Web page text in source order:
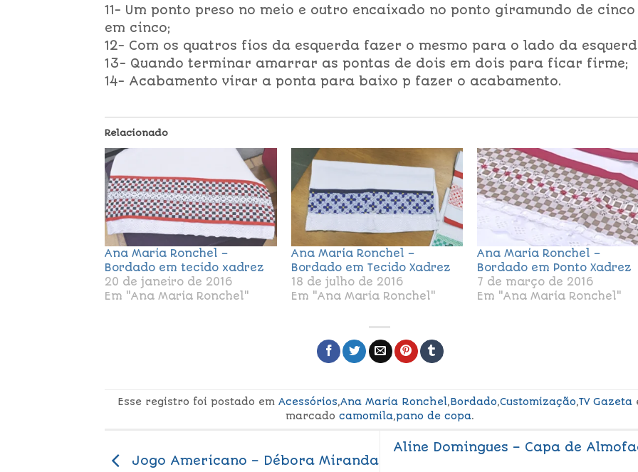
11- Um ponto preso no meio e outro encaixado no ponto giramundo de cinco
em cinco;
12- Com os quatros fios da esquerda fazer o mesmo para o lado da
13- Quando terminar amarrar as pontas de dois em dois para ficar firme;
14- Acabamento virar a ponta para baixo p fazer o acabamento.
Relacionado
Ana Maria Ronchel –
Bordado em tecido xadrez
20 de janeiro de 2016
Em "Ana Maria Ronchel"
Ana Maria Ronchel –
Bordado em Tecido Xadrez
18 de julho de 2016
Em "Ana Maria Ronchel"
Ana Maria Ronchel –
Bordado em Ponto Xadrez
7 de março de 2016
Em "Ana Maria Ronchel"
Esse registro foi postado em Acessórios,Ana Maria Ronchel,Bordado,Customização,TV Gazeta
marcado camomila,pano de copa.
Jogo Americano – Débora Miranda
Aline Domingues – Capa de